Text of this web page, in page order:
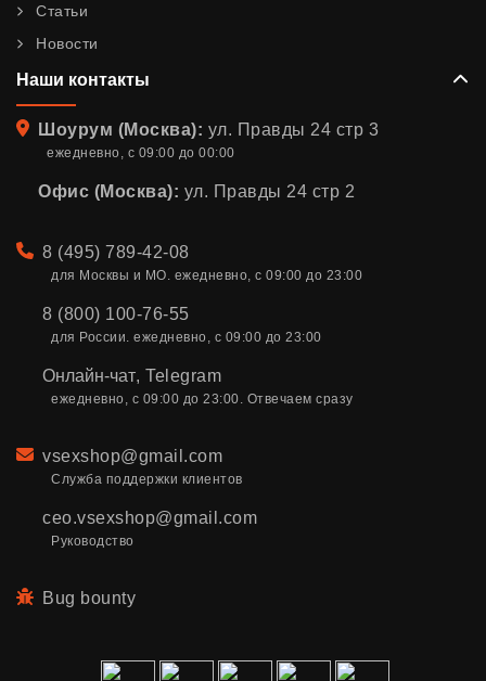
Статьи
Новости
Наши контакты
Адрес
Шоурум (Москва): ул. Правды 24 стр 3
ежедневно, с 09:00 до 00:00
Офис (Москва): ул. Правды 24 стр 2
Телефон
8 (495) 789-42-08
для Москвы и МО. ежедневно, с 09:00 до 23:00
8 (800) 100-76-55
для России. ежедневно, с 09:00 до 23:00
Онлайн-чат, Telegram
ежедневно, с 09:00 до 23:00. Отвечаем сразу
Email
vsexshop@gmail.com
Служба поддержки клиентов
ceo.vsexshop@gmail.com
Руководство
Bug bounty